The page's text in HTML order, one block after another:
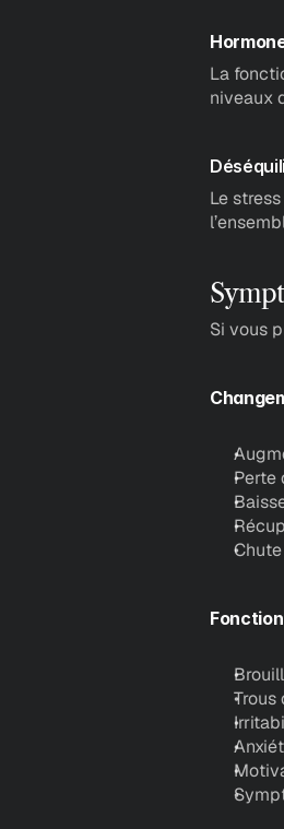
La
niveaux
Le
Si vous
Perte
Trous